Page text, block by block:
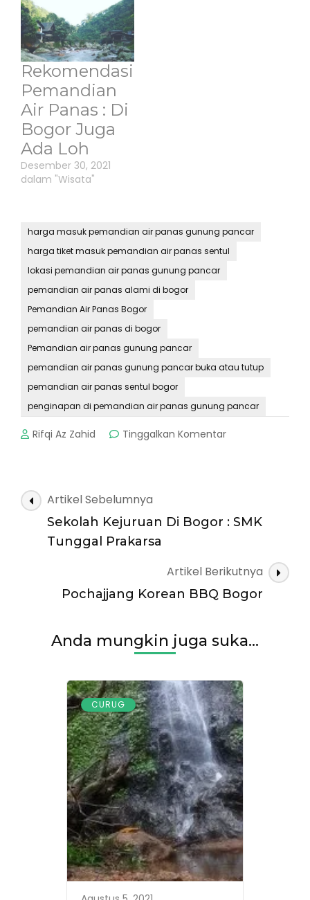
Rekomendasi
Pemandian
Air Panas : Di
Bogor Juga
Ada Loh
Desember 30, 2021
dalam "Wisata"
harga masuk pemandian air panas gunung pancar
harga tiket masuk pemandian air panas sentul
lokasi pemandian air panas gunung pancar
pemandian air panas alami di bogor
Pemandian Air Panas Bogor
pemandian air panas di bogor
Pemandian air panas gunung pancar
pemandian air panas gunung pancar buka atau tutup
pemandian air panas sentul bogor
penginapan di pemandian air panas gunung pancar
Rifqi Az Zahid Tinggalkan Komentarpada
Bogor
Navigasi
Artikel
Artikel Sebelumnya
Sekolah Kejuruan Di Bogor : SMK
Tunggal Prakarsa
Artikel Berikutnya
Pochajjang Korean BBQ Bogor
Anda mungkin juga suka...
CURUG